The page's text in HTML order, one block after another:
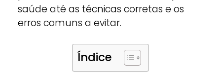
saúde até as técnicas corretas e os
erros comuns a evitar.
Índice